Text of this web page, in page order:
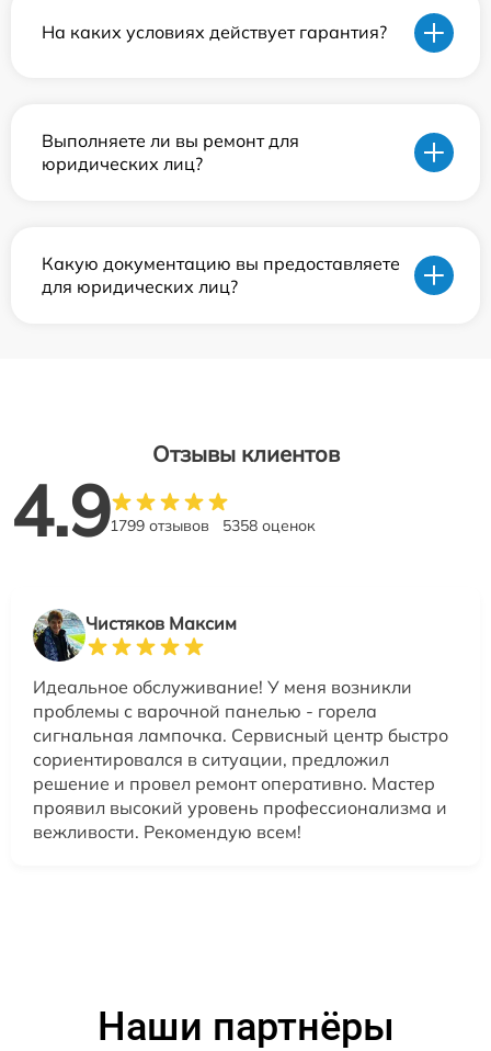
На каких условиях действует гарантия?
Выполняете ли вы ремонт для
юридических лиц?
Какую документацию вы предоставляете
для юридических лиц?
Отзывы клиентов
4.91799 отзывов 5358 оценок
Чистяков Максим
Идеальное обслуживание! У меня возникли
проблемы с варочной панелью - горела
сигнальная лампочка. Сервисный центр быстро
сориентировался в ситуации, предложил
решение и провел ремонт оперативно. Мастер
проявил высокий уровень профессионализма и
вежливости. Рекомендую всем!
Наши партнёры